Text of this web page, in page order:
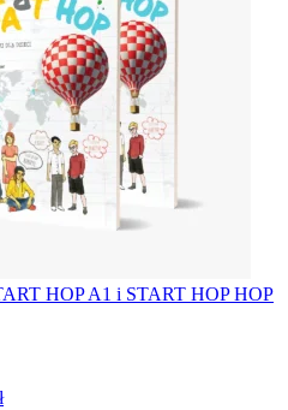
HOP A1 i START HOP HOP